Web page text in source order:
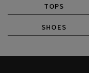
TOPS
SHOES